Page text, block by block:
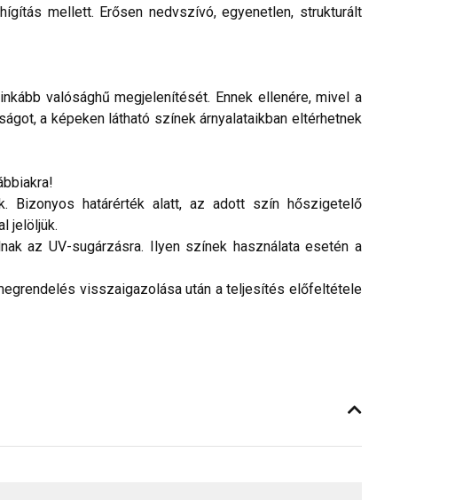
mellett. Erősen nedvszívó, egyenetlen, strukturált
valósághű megjelenítését. Ennek ellenére, mivel a
a képeken látható színek árnyalataikban eltérhetnek
Bizonyos határérték alatt, az adott szín hőszigetelő
jelöljük.
az UV-sugárzásra. Ilyen színek használata esetén a
visszaigazolása után a teljesítés előfeltétele